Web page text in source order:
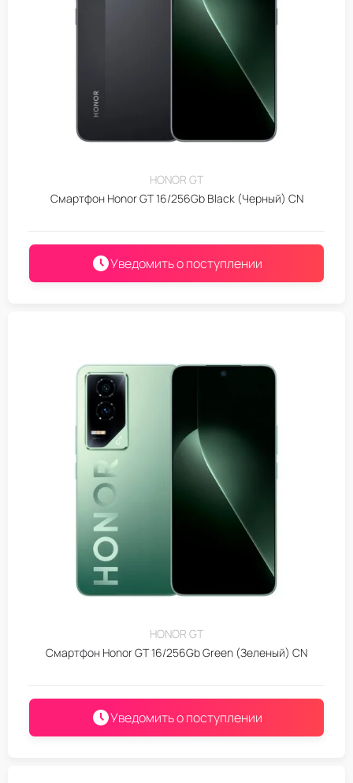
HONOR GT
Смартфон Honor GT 16/256Gb Black (Черный) CN
Уведомить о поступлении
HONOR GT
Смартфон Honor GT 16/256Gb Green (Зеленый) CN
Уведомить о поступлении